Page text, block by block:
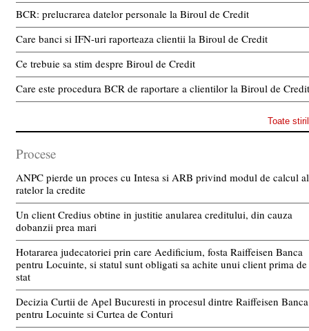
BCR: prelucrarea datelor personale la Biroul de Credit
Care banci si IFN-uri raporteaza clientii la Biroul de Credit
Ce trebuie sa stim despre Biroul de Credit
Care este procedura BCR de raportare a clientilor la Biroul de Credit
Toate
Procese
ANPC pierde un proces cu Intesa si ARB privind modul de calcul al
ratelor la credite
Un client Credius obtine in justitie anularea creditului, din cauza
dobanzii prea mari
Hotararea judecatoriei prin care Aedificium, fosta Raiffeisen Banca
pentru Locuinte, si statul sunt obligati sa achite unui client prima de
stat
Decizia Curtii de Apel Bucuresti in procesul dintre Raiffeisen Banca
pentru Locuinte si Curtea de Conturi